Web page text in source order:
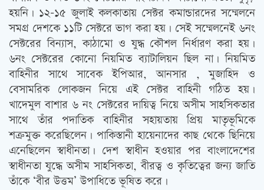
হয়নি। ১২-১৫ জুলাই কলকাতায় সেক্টর কমান্ডারদের সম্মেলনে
সমগ্র দেশকে ১১টি সেক্টরে ভাগ করা হয়। সেই সম্মেলনেই ৬নং
সেক্টরের বিন্যাস, কাঠামো ও যুদ্ধ কৌশল নির্ধারণ করা হয়।
৬নং সেক্টরের কোনো নিয়মিত ব্যাটালিয়ন ছিল না। নিয়মিত
বাহিনীর সাথে সাবেক ইপিআর, আনসার , মুজাহিদ ও
বেসামরিক লোকজন নিয়ে এই সেক্টর বাহিনী গঠিত হয়।
খাদেমুল বাশার ৬ নং সেক্টরের দায়িত্ব নিয়ে অসীম সাহসিকতার
সাথে তাঁর পদাতিক বাহিনীর সহায়তায় প্রিয় মাতৃভূমিকে
শত্রুমুক্ত করেছিলেন। পাকিস্তানী হায়েনাদের কাছ থেকে ছিনিয়ে
এনেছিলেন স্বাধীনতা। দেশ স্বাধীন হওয়ার পর বাংলাদেশের
স্বাধীনতা যুদ্ধে অসীম সাহসিকতা, বীরত্ব ও কৃতিত্বের জন্য জাতি
তাঁকে ‘বীর উত্তম’ উপাধিতে ভূষিত করে।